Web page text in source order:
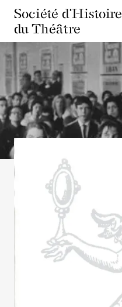
Société d'Histoire
du Théâtre